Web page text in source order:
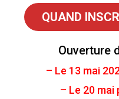
QUAND
Ouverture
– Le 13 mai
– Le 20 mai